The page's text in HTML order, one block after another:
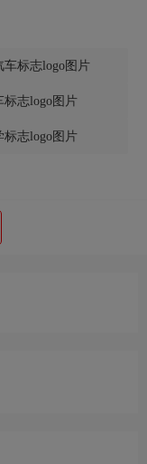
车标志logo图片
标志logo图片
标志logo图片